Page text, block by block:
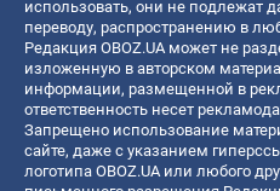
использовать, они не подлежат
переводу, распространению в
Редакция OBOZ.UA может не
изложенную в авторском
информации, размещенной в
ответственность несет
Запрещено использование
сайте, даже с указанием
логотипа OBOZ.UA или любого